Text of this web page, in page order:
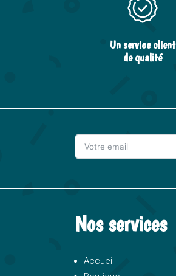
Un service client
de qualité
e
Nos services
Accueil